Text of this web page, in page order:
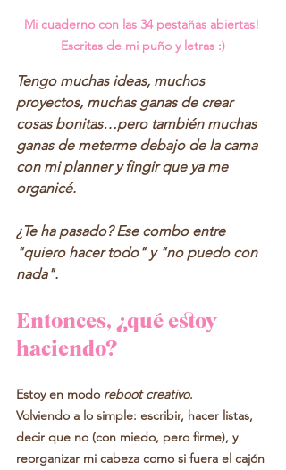
Mi cuaderno con las 34 pestañas abiertas!
Escritas de mi puño y letras :)
Tengo muchas ideas, muchos
proyectos, muchas ganas de crear
cosas bonitas…pero también muchas
ganas de meterme debajo de la cama
con mi planner y fingir que ya me
organicé.
¿Te ha pasado? Ese combo entre
"quiero hacer todo" y "no puedo con
nada".
Entonces, ¿qué estoy
haciendo?
Estoy en modo reboot creativo.
Volviendo a lo simple: escribir, hacer listas,
decir que no (con miedo, pero firme), y
reorganizar mi cabeza como si fuera el cajón